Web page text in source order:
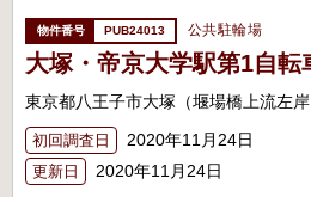
PUB24013 公共駐輪場
大塚・帝京大学駅第1自転
東京都八王子市大塚（堰場橋上流左岸
初回調査日 2020年11月24日
更新日 2020年11月24日